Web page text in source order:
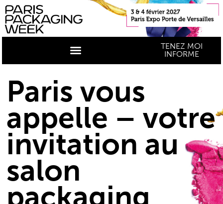
TENEZ MOI
INFORME
Paris vous
appelle – votre
invitation au
salon
packaging